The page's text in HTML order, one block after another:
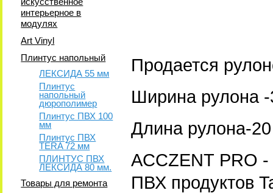
интерьерное в
модулях
Art Vinyl
Плинтус напольный
ЛЕКСИДА 55 мм
Плинтус
напольный
дюрополимер
Плинтус ПВХ 100
мм
Плинтус ПВХ
TERA 72 мм
ПЛИНТУС ПВХ
ЛЕКСИДА 80 мм.
Товары для ремонта
Продается
Ширина рулона
Длина рулона-20
ACCZENT PRO -
ПВХ продуктов